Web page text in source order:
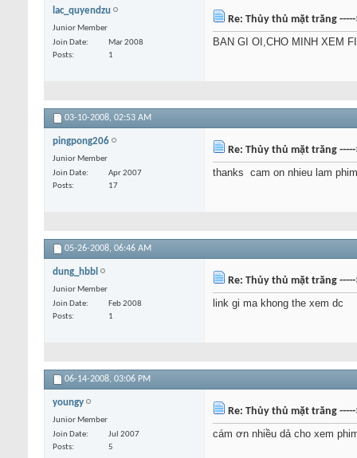
lac_quyendzu
Junior Member
Join Date
Mar 2008
Posts
1
Re: Thủy thủ mặt trăng
BAN GI OI,CHO MINH XEM
03-10-2008, 02:53 AM
pingpong206
Junior Member
Join Date
Apr 2007
Posts
17
Re: Thủy thủ mặt trăng
thanks cam on nhieu lam
05-26-2008, 06:46 AM
dung_hbbl
Junior Member
Join Date
Feb 2008
Posts
1
Re: Thủy thủ mặt trăng
link gi ma khong the xem dc
06-14-2008, 03:06 PM
youngy
Junior Member
Join Date
Jul 2007
Posts
5
Re: Thủy thủ mặt trăng
cám ơn nhiều dả cho xem